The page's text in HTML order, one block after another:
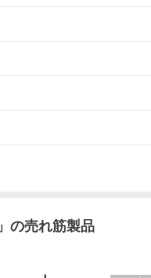
」の売れ筋製品